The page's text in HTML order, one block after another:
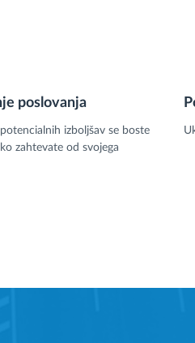
poslovanja
izboljšav se boste
zahtevate od svojega